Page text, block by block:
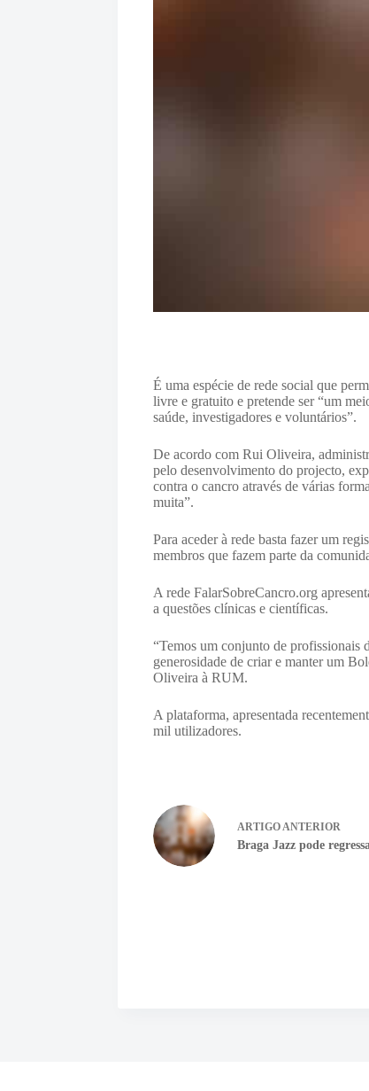
É uma espécie de rede social que
livre e gratuito e pretende ser “um
saúde, investigadores e voluntários”.
De acordo com Rui Oliveira,
pelo desenvolvimento do projecto,
contra o cancro através de várias
muita”.
Para aceder à rede basta fazer um
membros que fazem parte da
A rede FalarSobreCancro.org
a questões clínicas e científicas.
“Temos um conjunto de profissionais
generosidade de criar e manter um
Oliveira à RUM.
A plataforma, apresentada
mil utilizadores.
ARTIGOANTERIOR
Braga Jazz pode